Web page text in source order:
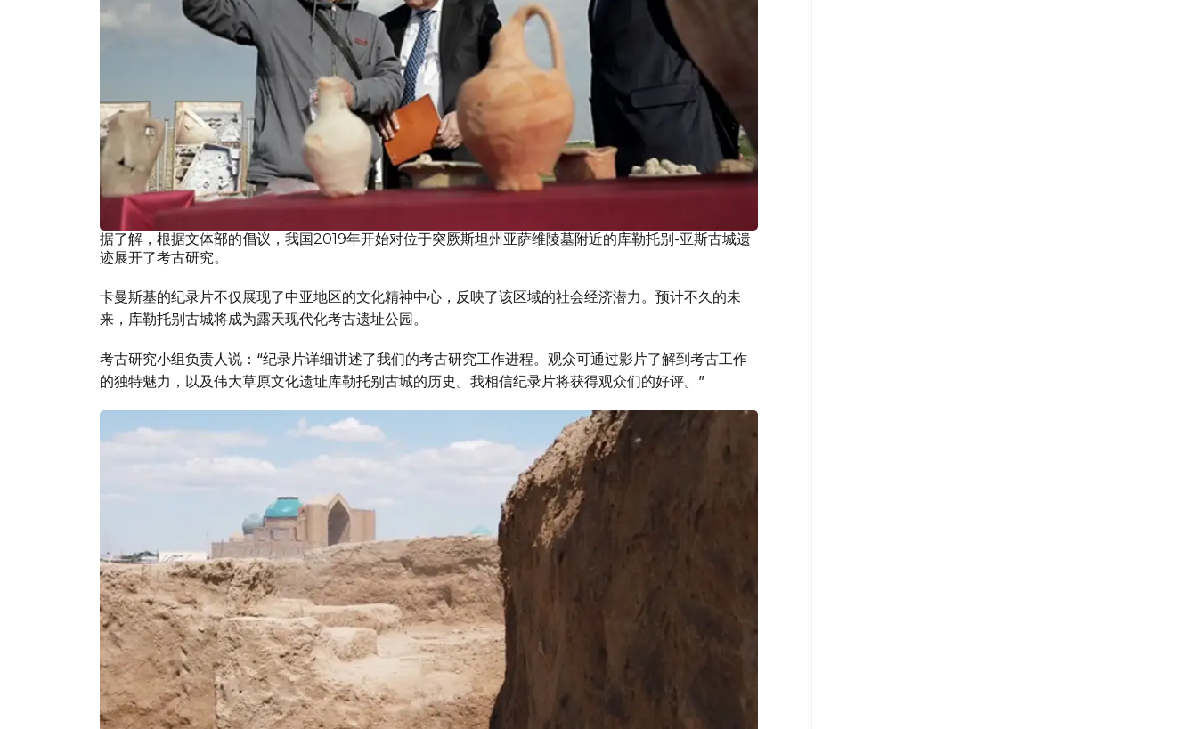
据了解，根据文体部的倡议，我国2019年开始对位于突厥斯坦州亚萨维陵墓附近的库勒托别-亚斯古城遗
迹展开了考古研究。
卡曼斯基的纪录片不仅展现了中亚地区的文化精神中心，反映了该区域的社会经济潜力。预计不久的未
来，库勒托别古城将成为露天现代化考古遗址公园。
考古研究小组负责人说：“纪录片详细讲述了我们的考古研究工作进程。观众可通过影片了解到考古工作
的独特魅力，以及伟大草原文化遗址库勒托别古城的历史。我相信纪录片将获得观众们的好评。”